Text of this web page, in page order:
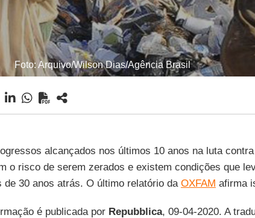
Foto: Arquivo/Wilson Dias/Agência Brasil
alcançados nos últimos 10 anos na luta
o risco de serem zerados e existem condições que
de 30 anos atrás. O último relatório da OXFAM afirma
é publicada por Repubblica, 09-04-2020. A